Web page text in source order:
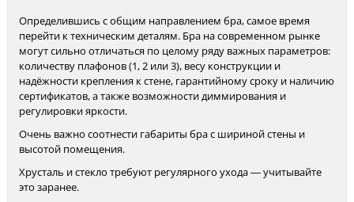
Определившись с общим направлением бра, самое время
перейти к техническим деталям. Бра на современном рынке
могут сильно отличаться по целому ряду важных параметров:
количеству плафонов (1, 2 или 3), весу конструкции и
надёжности крепления к стене, гарантийному сроку и наличию
сертификатов, а также возможности диммирования и
регулировки яркости.
Очень важно соотнести габариты бра с шириной стены и
высотой помещения.
Хрусталь и стекло требуют регулярного ухода — учитывайте
это заранее.